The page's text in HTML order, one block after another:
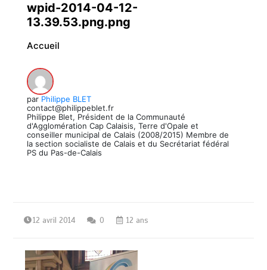
wpid-2014-04-12-
13.39.53.png.png
Accueil
par Philippe BLET
contact@philippeblet.fr
Philippe Blet, Président de la Communauté
d'Agglomération Cap Calaisis, Terre d'Opale et
conseiller municipal de Calais (2008/2015) Membre de
la section socialiste de Calais et du Secrétariat fédéral
PS du Pas-de-Calais
12 avril 2014 0 12 ans